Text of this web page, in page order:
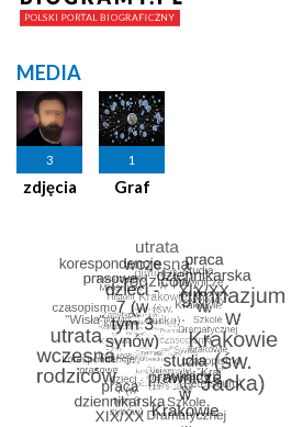
MEDIA
3
zdjęcia
1
Graf